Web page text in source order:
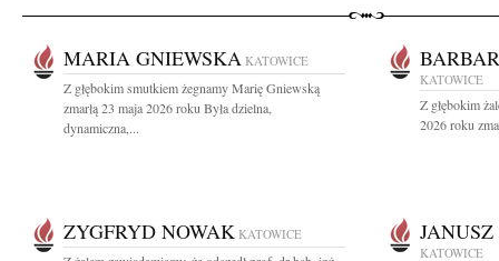
MARIA GNIEWSKA KATOWICE
Z głębokim smutkiem żegnamy Marię Gniewską
zmarłą 23 maja 2026 roku Była dzielna,
dynamiczna,...
KATOWICE
Z głębokim
2026 roku
ZYGFRYD NOWAK KATOWICE
KATOWICE